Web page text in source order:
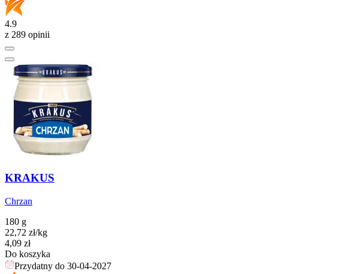
4.9
z 289 opinii
KRAKUS
Chrzan
180 g
22,72 zł/kg
Cena
4,09 zł
Do koszyka
Przydatny do 30-04-2027